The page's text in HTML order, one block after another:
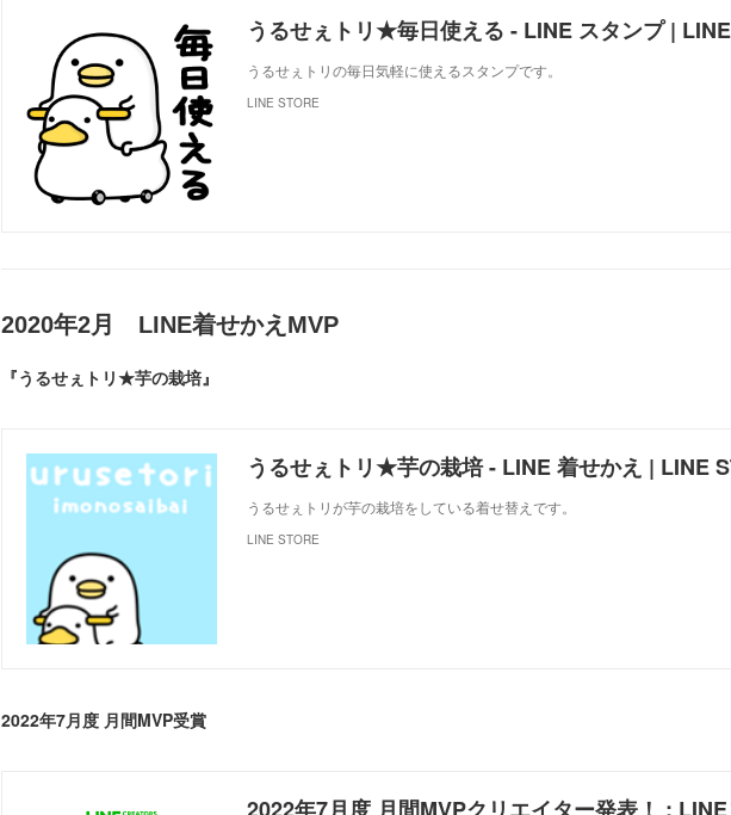
うるせぇトリ★毎日使える - LINE スタンプ |
うるせぇトリの毎日気軽に使えるスタンプです。
LINE STORE
2020年2月 LINE着せかえMVP
『うるせぇトリ★芋の栽培』
うるせぇトリ★芋の栽培 - LINE 着せかえ | LINE
うるせぇトリが芋の栽培をしている着せ替えです。
LINE STORE
2022年7月度 月間MVP受賞